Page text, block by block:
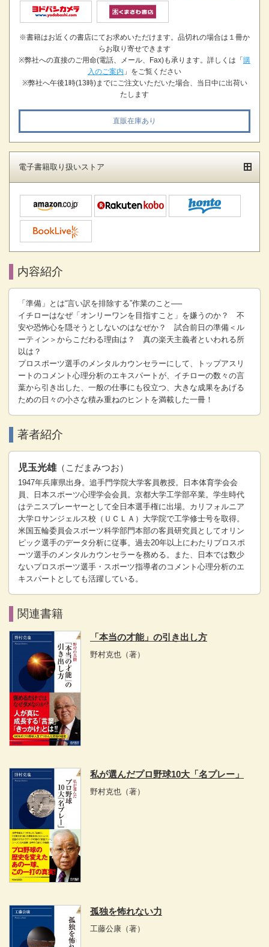
※書籍はお近くの書店にてお求めいただけます。品切れの場合は１冊か
らお取り寄せできます
※弊社への直接のご用命(電話、メール、Fax)も承ります。詳しくは「購
入のご案内 」をご覧ください
※弊社へ午後1時(13時)までにご注文いただいた場合、当日中に出荷い
たします
直販在庫あり
電子書籍取り扱いストア
内容紹介
「準備」とは“言い訳を排除する”作業のこと──
イチローはなぜ「オンリーワンを目指すこと」を嫌うのか？ 不
安や恐怖心を隠そうとしないのはなぜか？ 試合前日の準備＜ル
ーティン＞からこだわる理由は？ 真の楽天主義者といわれる所
以は？
プロスポーツ選手のメンタルカウンセラーにして、トップアスリ
ートのコメント心理分析のエキスパートが、イチローの数々の言
葉から引き出した、一般の仕事にも役立つ、大きな成果をあげる
ための日々の小さな積み重ねのヒントを満載した一冊！
著者紹介
児玉光雄（こだまみつお）
1947年兵庫県出身。追手門学院大学客員教授。日本体育学会会
員、日本スポーツ心理学会会員。京都大学工学部卒業。学生時代
はテニスプレーヤーとして全日本選手権に出場。カリフォルニア
大学ロサンジェルス校（ＵＣＬＡ）大学院で工学修士号を取得。
米国五輪委員会スポーツ科学部門本部の客員研究員としてオリン
ピック選手のデータ分析に従事。過去20年以上にわたりプロスポ
ーツ選手のメンタルカウンセラーを務める。また、日本では数少
ないプロスポーツ選手・スポーツ指導者のコメント心理分析のエ
キスパートとしても活躍している。
関連書籍
「本当の才能」の引き出し方
野村克也 （著）
私が選んだプロ野球10大「名プレー」
野村克也 （著）
孤独を怖れない力
工藤公康 （著）